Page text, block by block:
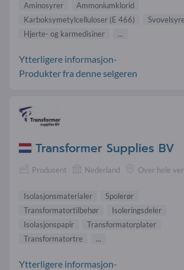
Aminosyrer
Ammoniumklorid
Karboksymetylcelluloser (E 466)
Svovelsyre
Hjerte- og karmedisiner
...
Ytterligere informasjon-
Produkter fra denne selgeren
Transformer Supplies BV
Produsent Nederland Over hele
Isolasjonsmaterialer
Spolerør
Transformatortilbehør
Isoleringsdeler
Isolasjonspapir
Transformatorplater
Transformatortre
...
Ytterligere informasjon-